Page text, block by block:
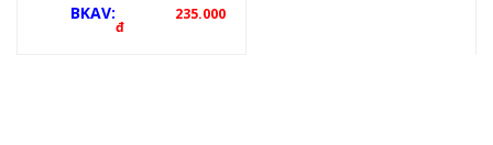
BKAV:
235.000
đ